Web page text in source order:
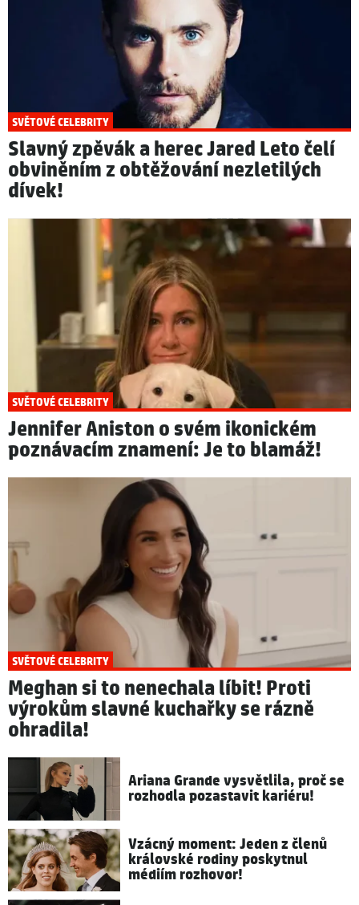
SVĚTOVÉ CELEBRITY
Slavný zpěvák a herec Jared Leto čelí
obviněním z obtěžování nezletilých
dívek!
SVĚTOVÉ CELEBRITY
Jennifer Aniston o svém ikonickém
poznávacím znamení: Je to blamáž!
SVĚTOVÉ CELEBRITY
Meghan si to nenechala líbit! Proti
výrokům slavné kuchařky se rázně
ohradila!
Ariana Grande vysvětlila, proč se
rozhodla pozastavit kariéru!
Vzácný moment: Jeden z členů
královské rodiny poskytnul
médiím rozhovor!